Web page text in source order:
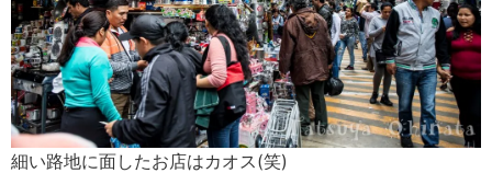
細い路地に面したお店はカオス(笑)